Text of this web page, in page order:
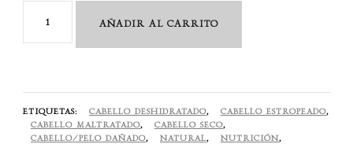
cantidad
AÑADIR AL CARRITO
ETIQUETAS: CABELLO DESHIDRATADO, CABELLO ESTROPEADO,
CABELLO MALTRATADO, CABELLO SECO,
CABELLO/PELO DAÑADO, NATURAL, NUTRICIÓN,